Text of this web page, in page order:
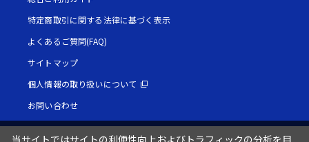
特定商取引に関する法律に基づく表示
よくあるご質問(FAQ)
サイトマップ
個人情報の取り扱いについて
お問い合わせ